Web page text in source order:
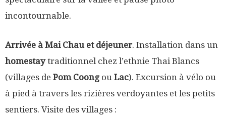
incontournable.
Arrivée à Mai Chau et déjeuner. Installation dans un
homestaytraditionnel chez l’ethnie Thai Blancs
(villages de Pom Coongou Lac). Excursion à vélo ou
à pied à travers les rizières verdoyantes et les petits
sentiers. Visite des villages :